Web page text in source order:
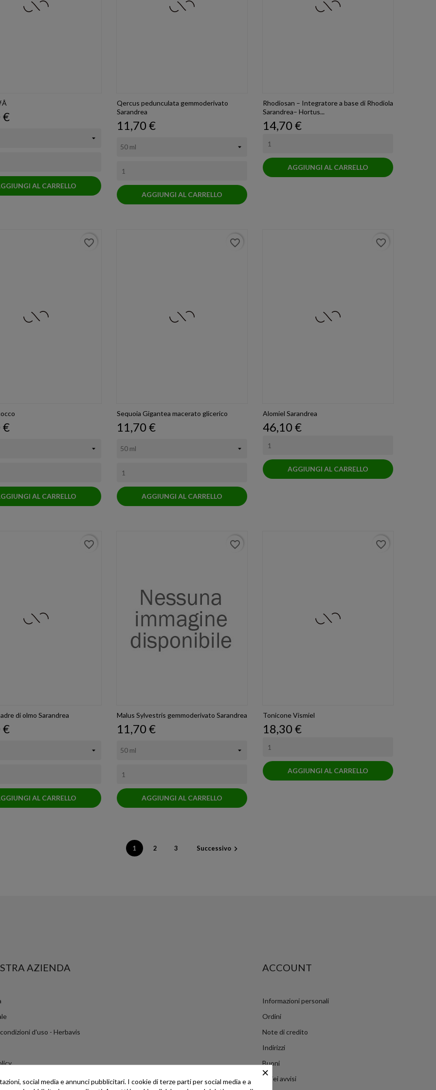
€
AL CARRELLO
Qercus pedunculata gemmoderivato
Sarandrea
Prezzo
11,70 €
AGGIUNGI AL CARRELLO
Rhodiosan – Integratore a base di Rhodiola
Sarandrea– Hortus...
Prezzo
14,70 €
AGGIUNGI AL CARRELLO
€
AL CARRELLO
favorite_border
Sequoia Gigantea macerato glicerico
Prezzo
11,70 €
AGGIUNGI AL CARRELLO
favorite_border
Alomiel Sarandrea
Prezzo
46,10 €
AGGIUNGI AL CARRELLO
favorite_border
di olmo Sarandrea
€
AL CARRELLO
favorite_border
Malus Sylvestris gemmoderivato Sarandrea
Prezzo
11,70 €
AGGIUNGI AL CARRELLO
favorite_border
Tonicone Vismiel
Prezzo
18,30 €
AGGIUNGI AL CARRELLO
favorite_border
1 2 3 Successivo
AZIENDA
d'uso - Herbavis
ACCOUNT
Informazioni personali
Ordini
Note di credito
Indirizzi
Buoni
I miei avvisi
×
social media e annunci pubblicitari. I cookie di terze parti per social media e a